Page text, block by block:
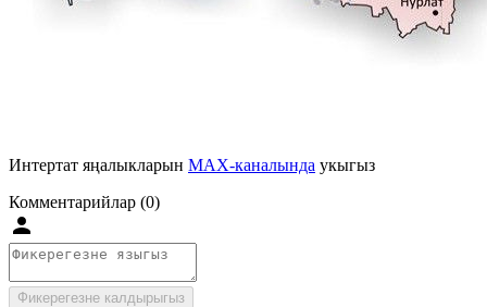
Интертат яңалыкларын MAX-каналында укыгыз
Комментарийлар (0)
Фикерегезне калдырыгыз